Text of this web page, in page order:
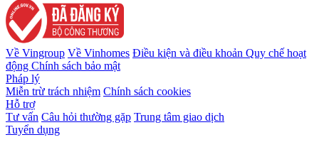
Về Vingroup Về Vinhomes Điều kiện và điều khoản Quy chế hoạt
động Chính sách bảo mật
Pháp lý
Miễn trừ trách nhiệm Chính sách cookies
Hỗ trợ
Tư vấn Câu hỏi thường gặp Trung tâm giao dịch
Tuyển dụng